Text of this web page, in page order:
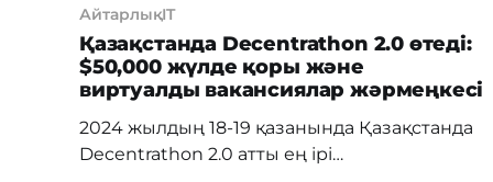
АйтарлықIT
Қазақстанда Decentrathon 2.0 өтеді:
$50,000 жүлде қоры және
виртуалды вакансиялар жәрмеңкесі
2024 жылдың 18-19 қазанында Қазақстанда
Decentrathon 2.0 атты ең ірі